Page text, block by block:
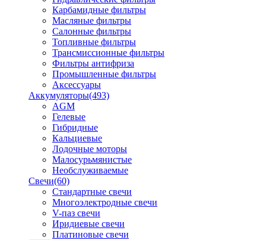
Карбамидные фильтры
Масляные фильтры
Салонные фильтры
Топливные фильтры
Трансмиссионные фильтры
Фильтры антифриза
Промышленные фильтры
Аксессуары
Аккумуляторы(493)
AGM
Гелевые
Гибридные
Кальциевые
Лодочные моторы
Малосурьмянистые
Необслуживаемые
Свечи(60)
Стандартные свечи
Многоэлектродные свечи
V-паз свечи
Иридиевые свечи
Платиновые свечи